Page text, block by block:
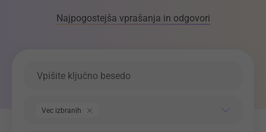
Najpogostejša vprašanja in odgovori
Vec izbranih